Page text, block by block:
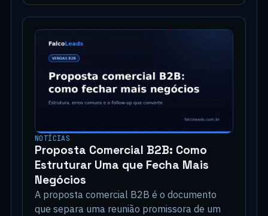
NOTÍCIAS
Proposta Comercial B2B: Como
Estruturar Uma que Fecha Mais
Negócios
A proposta comercial B2B é o documento
que separa uma reunião promissora de um